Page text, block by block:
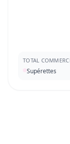
TOTAL
Supérettes